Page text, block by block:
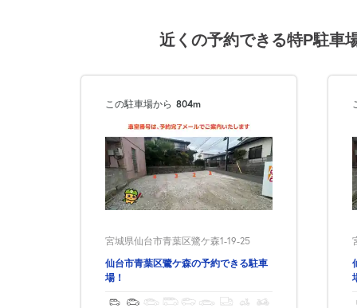
8月17日 (月)
8月18日 (火)
近くの予約できる特P駐車
この駐車場から 804m
宮城県仙台市青葉区鷺ケ森1-19-25
仙台市青葉区鷺ケ森の予約できる駐車
場！